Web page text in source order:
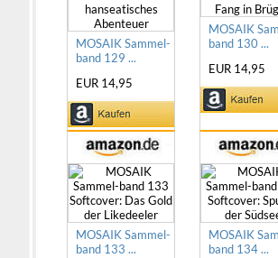
MOSAIK Sammel-
band 129 ...
EUR 14,95
MOSAIK
band 130 ...
EUR 14,95
MOSAIK Sammel-
band 133 ...
MOSAIK
band 134 ...